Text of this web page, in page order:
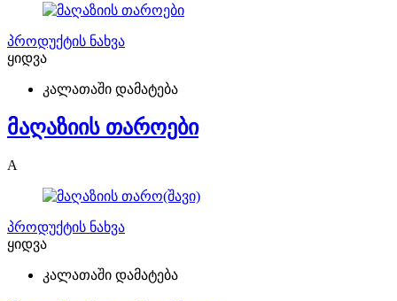
პროდუქტის ნახვა
ყიდვა
კალათაში დამატება
მაღაზიის თაროები
A
პროდუქტის ნახვა
ყიდვა
კალათაში დამატება